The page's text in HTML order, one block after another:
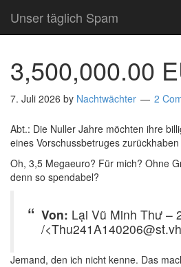
Unser täglich Spam
3,500,000.00
7. Juli 2026 by Nachtwächter 2
Abt.: Die Nuller Jahre möchten ihre
eines Vorschussbetruges zurückhaben
Oh, 3,5 Megaeuro? Für mich? Ohne
denn so spendabel?
Von: Lại Vũ Minh Thư –
/
Jemand, den ich nicht kenne. Das